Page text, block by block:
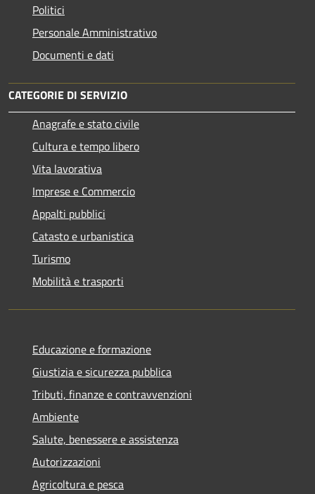
Politici
Personale Amministrativo
Documenti e dati
CATEGORIE DI SERVIZIO
Anagrafe e stato civile
Cultura e tempo libero
Vita lavorativa
Imprese e Commercio
Appalti pubblici
Catasto e urbanistica
Turismo
Mobilità e trasporti
Educazione e formazione
Giustizia e sicurezza pubblica
Tributi, finanze e contravvenzioni
Ambiente
Salute, benessere e assistenza
Autorizzazioni
Agricoltura e pesca